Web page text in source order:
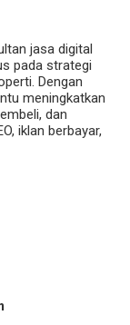
jasa digital
pada strategi
Dengan
meningkatkan
dan
iklan berbayar,